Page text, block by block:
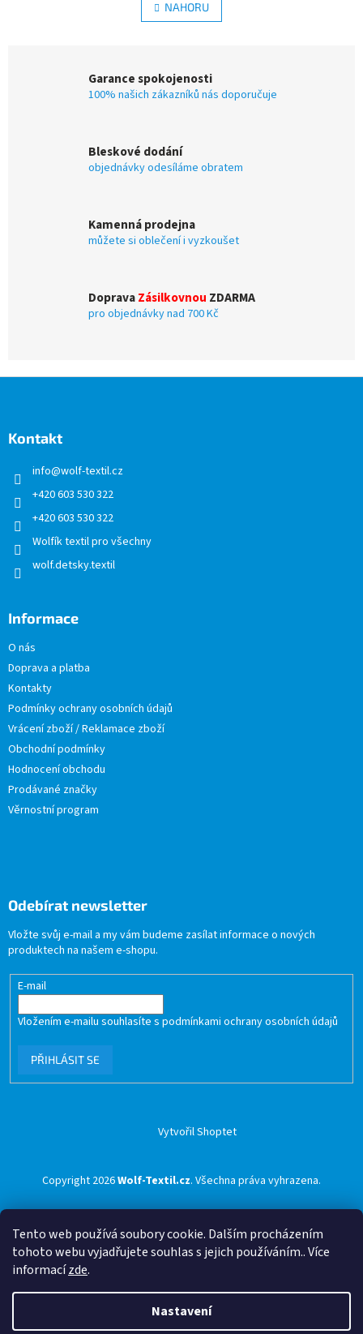
Tento web používá soubory cookie. Dalším procházením
tohoto webu vyjadřujete souhlas s jejich používáním.. Více
informacízde.
Nastavení
l
á
í
p
k
y
v
i
s
n
k
n
í
NAHORU
Garance spokojenosti
100% našich zákazníků nás doporučuje
Bleskové dodání
objednávky odesíláme obratem
Kamenná prodejna
můžete si oblečení i vyzkoušet
DopravaZásilkovnou ZDARMA
pro objednávky nad 700 Kč
Kontakt
info@wolf-textil.cz
+420 603 530 322
+420 603 530 322
Wolfík textil pro všechny
wolf.detsky.textil
Informace
O nás
Doprava a platba
Kontakty
Podmínky ochrany osobních údajů
Vrácení zboží / Reklamace zboží
Obchodní podmínky
Hodnocení obchodu
Prodávané značky
Věrnostní program
Odebírat newsletter
Vložte svůj e-mail a my vám budeme zasílat informace o nových
produktech na našem e-shopu.
E-mail
Vložením e-mailu souhlasíte s podmínkami ochrany osobních údajů
PŘIHLÁSIT SE
Vytvořil Shoptet
Copyright 2026Wolf-Textil.cz. Všechna práva vyhrazena.